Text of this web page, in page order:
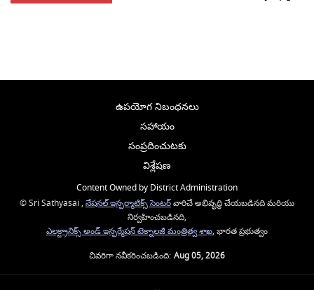
ఉపయోగ నిబంధనలు
సహాయం
సంప్రదించుటకు
విశ్లేషణ
Content Owned by District Administration
© Sri Sathyasai , నేషనల్ ఇన్ఫర్మాటిక్స్ సెంటర్వారిచే అభివృద్ధి చేయబడినది మరియు
నిర్వహించబడినది,
ఎలక్ట్రానిక్స్ అండ్ ఇన్ఫర్మేషన్ టెక్నాలజీ మంత్రిత్వ శాఖ, భారత ప్రభుత్వం
చివరిగా నవీకరించబడింది: Aug 05, 2026